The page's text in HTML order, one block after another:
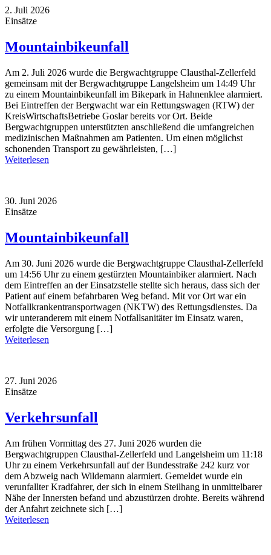
2. Juli 2026
Einsätze
Mountainbikeunfall
Am 2. Juli 2026 wurde die Bergwachtgruppe Clausthal-Zellerfeld
gemeinsam mit der Bergwachtgruppe Langelsheim um 14:49 Uhr
zu einem Mountainbikeunfall im Bikepark in Hahnenklee alarmiert.
Bei Eintreffen der Bergwacht war ein Rettungswagen (RTW) der
KreisWirtschaftsBetriebe Goslar bereits vor Ort. Beide
Bergwachtgruppen unterstützten anschließend die umfangreichen
medizinischen Maßnahmen am Patienten. Um einen möglichst
schonenden Transport zu gewährleisten, […]
Weiterlesen
30. Juni 2026
Einsätze
Mountainbikeunfall
Am 30. Juni 2026 wurde die Bergwachtgruppe Clausthal-Zellerfeld
um 14:56 Uhr zu einem gestürzten Mountainbiker alarmiert. Nach
dem Eintreffen an der Einsatzstelle stellte sich heraus, dass sich der
Patient auf einem befahrbaren Weg befand. Mit vor Ort war ein
Notfallkrankentransportwagen (NKTW) des Rettungsdienstes. Da
wir unteranderem mit einem Notfallsanitäter im Einsatz waren,
erfolgte die Versorgung […]
Weiterlesen
27. Juni 2026
Einsätze
Verkehrsunfall
Am frühen Vormittag des 27. Juni 2026 wurden die
Bergwachtgruppen Clausthal-Zellerfeld und Langelsheim um 11:18
Uhr zu einem Verkehrsunfall auf der Bundesstraße 242 kurz vor
dem Abzweig nach Wildemann alarmiert. Gemeldet wurde ein
verunfallter Kradfahrer, der sich in einem Steilhang in unmittelbarer
Nähe der Innersten befand und abzustürzen drohte. Bereits während
der Anfahrt zeichnete sich […]
Weiterlesen